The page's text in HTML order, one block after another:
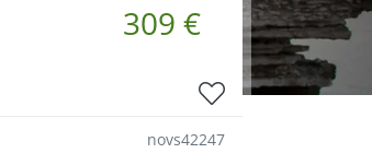
309 €
novs42247